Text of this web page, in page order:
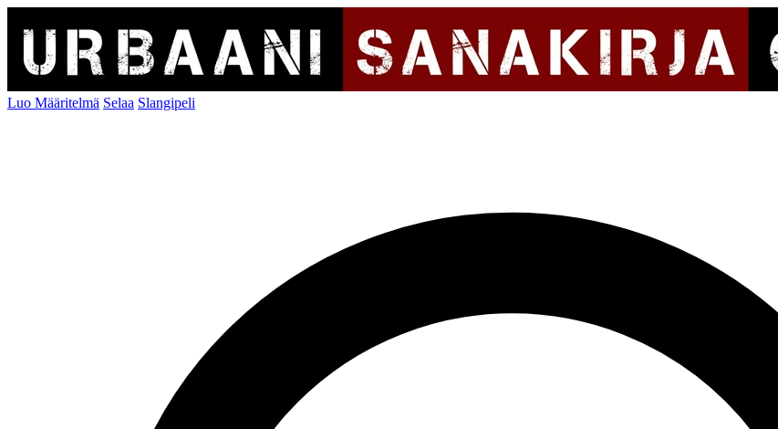
Luo Määritelmä Selaa Slangipeli